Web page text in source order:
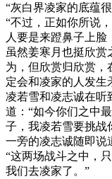
“灰白界凌家的底蕴
“不过，正如你所说
人要是来蹬鼻子上
虽然姜寒月也挺欣
为，但欣赏归欣赏，
定会和凌家的人发生
凌若雪和凌志诚在听
道：“如今你们之中
子，我凌若雪要挑战
一旁的凌志诚随即说
“这两场战斗之中，
我们去凌家了。”